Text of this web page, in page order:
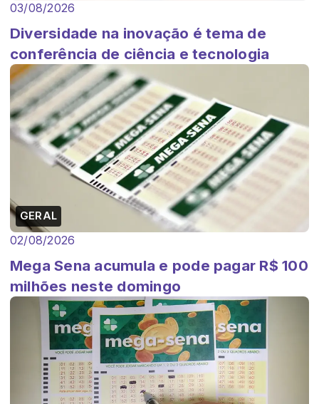
03/08/2026
Diversidade na inovação é tema de
conferência de ciência e tecnologia
GERAL
02/08/2026
Mega Sena acumula e pode pagar R$ 100
milhões neste domingo